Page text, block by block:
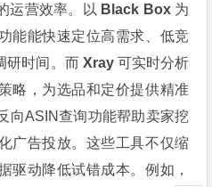
运营效率。以 Black Box为
能能快速定位高需求、低竞
研时间。而 Xray可实时分析
略，为选品和定价提供精准
向ASIN查询功能帮助卖家挖
广告投放。这些工具不仅缩
驱动降低试错成本。例如，